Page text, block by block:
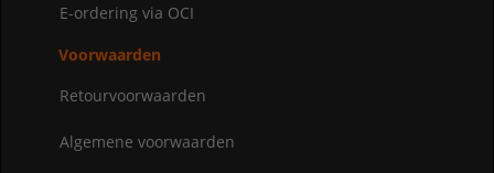
E-ordering via OCI
Voorwaarden
Retourvoorwaarden
Algemene voorwaarden